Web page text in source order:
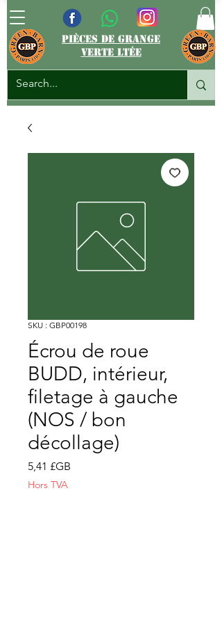
pièces de grange
verte ltée
SKU : GBP00198
Écrou de roue
BUDD, intérieur,
filetage à gauche
(NOS / bon
décollage)
5,41 £GB
Hors TVA